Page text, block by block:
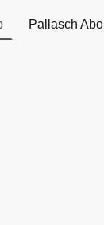
Pallasch Abo